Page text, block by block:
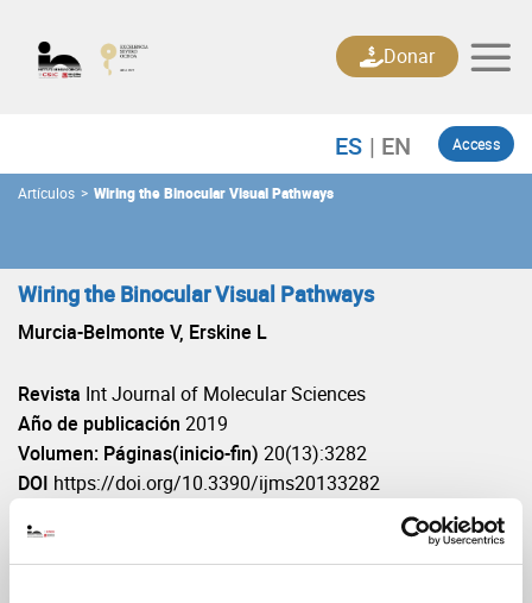
content
Access
Donar
Artículos > Wiring the Binocular Visual Pathways
Wiring the Binocular Visual Pathways
Murcia-Belmonte V, Erskine L
Revista Int Journal of Molecular Sciences
Año de publicación 2019
Volumen: Páginas(inicio-fin) 20(13):3282
DOI https://doi.org/10.3390/ijms20133282